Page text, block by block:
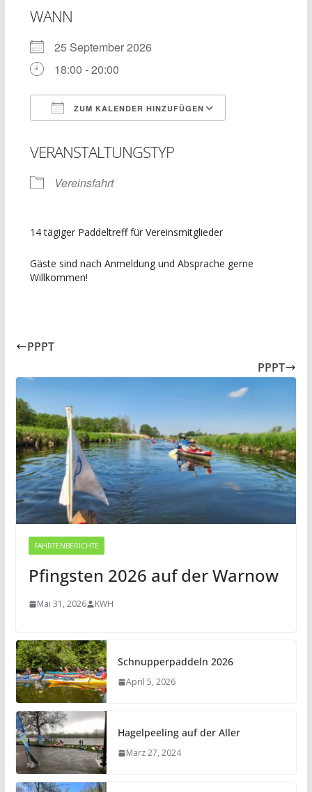
WANN
25 September 2026
18:00 - 20:00
ZUM KALENDER HINZUFÜGEN
VERANSTALTUNGSTYP
Vereinsfahrt
14 tägiger Paddeltreff für Vereinsmitglieder
Gäste sind nach Anmeldung und Absprache gerne
Willkommen!
PPPT
PPPT
FAHRTENBERICHTE
Pfingsten 2026 auf der Warnow
Mai 31, 2026 KWH
Schnupperpaddeln 2026
April 5, 2026
Hagelpeeling auf der Aller
März 27, 2024